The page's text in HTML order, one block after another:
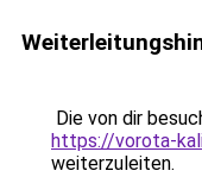
Die von dir
https://vorota-
weiterzuleiten.